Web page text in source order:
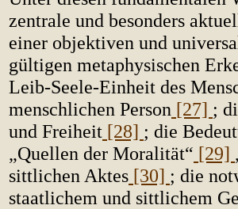
zentrale und besonders
einer objektiven und
gültigen metaphysischen
Leib-Seele-Einheit des
menschlichen Person [27] ;
und Freiheit [28] ; die
„Quellen der Moralität“ [29]
sittlichen Aktes [30] ; die
staatlichem und sittlichem